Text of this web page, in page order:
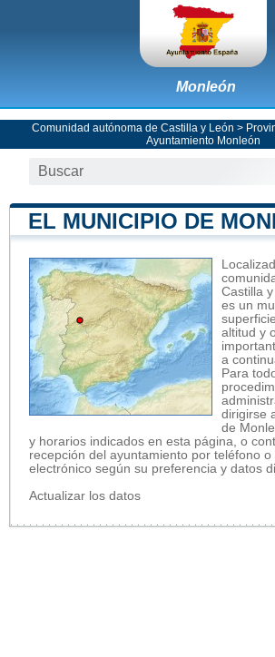
Monleón
Comunidad autónoma de Castilla y León >
Ayuntamiento Monleón
EL MUNICIPIO DE
Castilla
es un
altitud y
a
Para
dirigirse
de
y horarios indicados en esta página, o
recepción del ayuntamiento por teléfono
electrónico según su preferencia y datos
Actualizar los datos